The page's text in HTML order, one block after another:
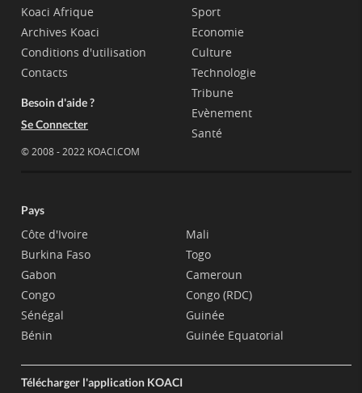
Koaci Afrique
Archives Koaci
Conditions d'utilisation
Contacts
Besoin d'aide ?
Se Connecter
© 2008 - 2022 KOACI.COM
Sport
Economie
Culture
Technologie
Tribune
Evènement
Santé
Pays
Côte d'Ivoire
Burkina Faso
Gabon
Congo
Sénégal
Bénin
Mali
Togo
Cameroun
Congo (RDC)
Guinée
Guinée Equatorial
Télécharger l'application KOACI